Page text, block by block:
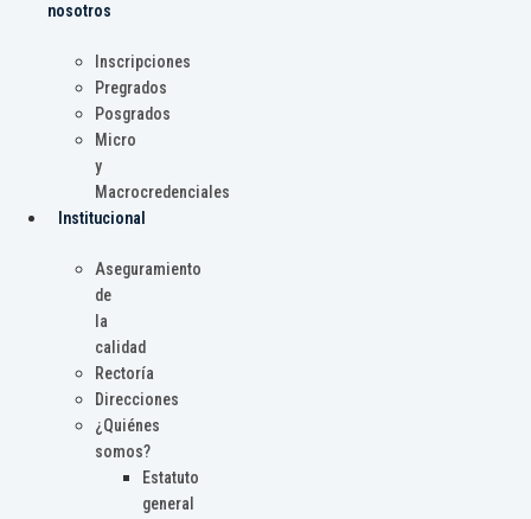
nosotros
Inscripciones
Pregrados
Posgrados
Micro
y
Macrocredenciales
Institucional
Aseguramiento
de
la
calidad
Rectoría
Direcciones
¿Quiénes
somos?
Estatuto
general